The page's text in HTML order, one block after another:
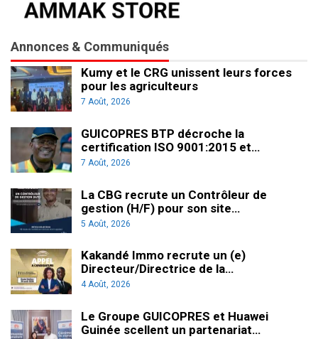
Annonces & Communiqués
Kumy et le CRG unissent leurs forces
pour les agriculteurs
7 Août, 2026
GUICOPRES BTP décroche la
certification ISO 9001:2015 et…
7 Août, 2026
La CBG recrute un Contrôleur de
gestion (H/F) pour son site…
5 Août, 2026
Kakandé Immo recrute un (e)
Directeur/Directrice de la…
4 Août, 2026
Le Groupe GUICOPRES et Huawei
Guinée scellent un partenariat…